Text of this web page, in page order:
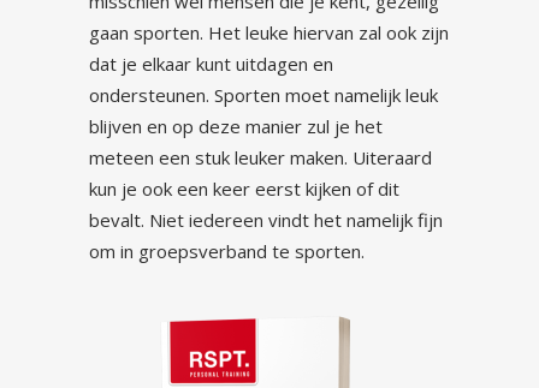
gaan sporten. Het leuke hiervan zal ook zijn
dat je elkaar kunt uitdagen en
ondersteunen. Sporten moet namelijk leuk
blijven en op deze manier zul je het
meteen een stuk leuker maken. Uiteraard
kun je ook een keer eerst kijken of dit
bevalt. Niet iedereen vindt het namelijk fijn
om in groepsverband te sporten.